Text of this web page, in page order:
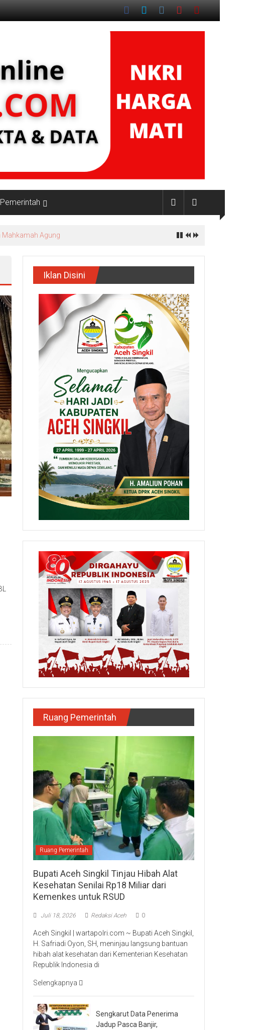
Iklan Disini
Ruang Pemerintah
Ruang Pemerintah
Bupati Aceh Singkil Tinjau Hibah Alat
Kesehatan Senilai Rp18 Miliar dari
Kemenkes untuk RSUD
Juli 18, 2026 Redaksi Aceh 0
Aceh Singkil | wartapolri.com ~ Bupati Aceh Singkil,
H. Safriadi Oyon, SH, meninjau langsung bantuan
hibah alat kesehatan dari Kementerian Kesehatan
Republik Indonesia di
Selengkapnya
Sengkarut Data Penerima
Jadup Pasca Banjir,